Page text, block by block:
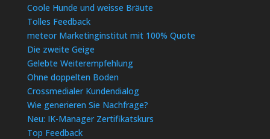
Coole Hunde und weisse Bräute
Tolles Feedback
meteor Marketinginstitut mit 100% Quote
Die zweite Geige
Gelebte Weiterempfehlung
Ohne doppelten Boden
Crossmedialer Kundendialog
Wie generieren Sie Nachfrage?
Neu: IK-Manager Zertifikatskurs
Top Feedback